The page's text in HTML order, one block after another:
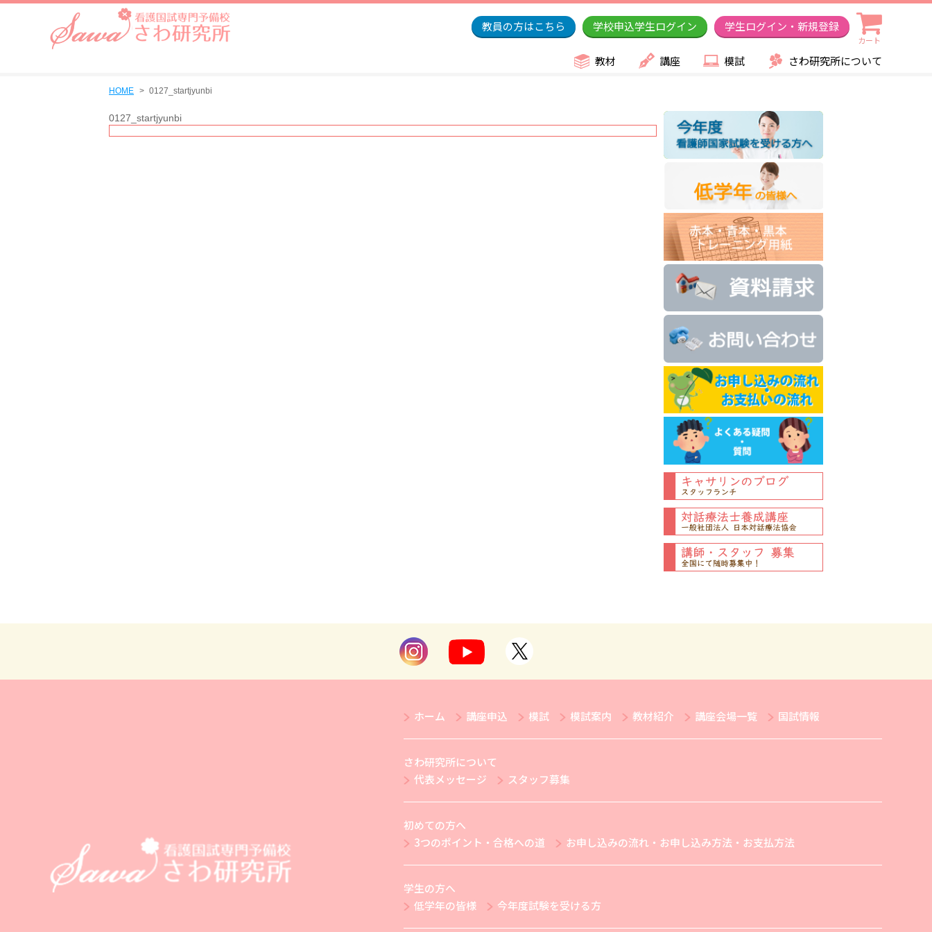
教員の方はこちら 学校申込学生ログイン 学生ログイン・新規登録
カート
教材 講座 模試 さわ研究所について
HOME 0127_startjyunbi
0127_startjyunbi
ホーム 講座申込 模試 模試案内 教材紹介 講座会場一覧 国試情報
さわ研究所について
代表メッセージ
スタッフ募集
初めての方へ
3つのポイント・合格への道
お申し込みの流れ・お申し込み方法・お支払方法
学生の方へ
低学年の皆様
今年度試験を受ける方